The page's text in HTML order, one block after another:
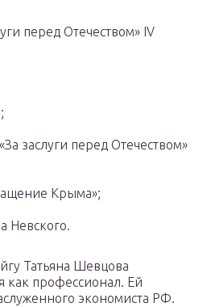
перед Отечеством» IV
заслуги перед Отечеством»
Крыма»;
Невского.
Татьяна Шевцова
как профессионал. Ей
экономиста РФ.